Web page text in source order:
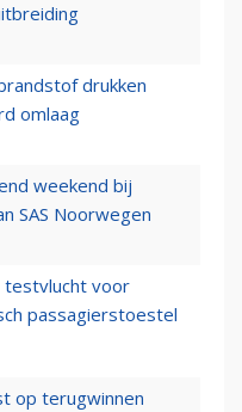
drukken
omlaag
weekend bij
SAS Noorwegen
testvlucht voor
passagierstoestel
op terugwinnen